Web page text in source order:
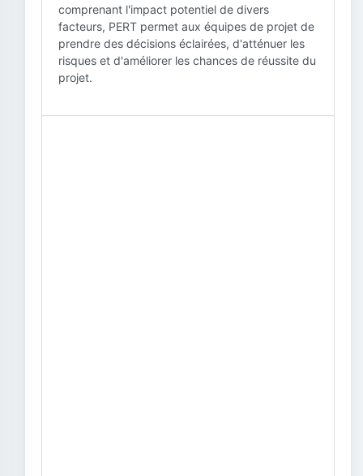
comprenant l'impact potentiel de divers
facteurs, PERT permet aux équipes de projet de
prendre des décisions éclairées, d'atténuer les
risques et d'améliorer les chances de réussite du
projet.